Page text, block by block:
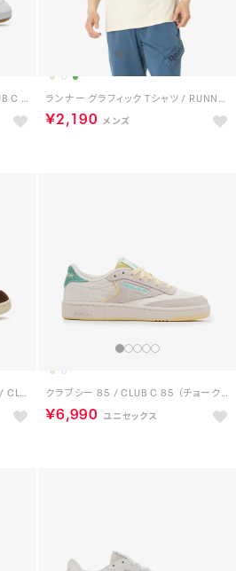
クラブシー 85 ヴィンテージ / CLUB C 85 VINTAGE （フットウェアホワイト） ランナー グラフィック Tシャツ / RUNNER GRAPHIC TEE （グレージュ）
￥2,190
クラブシー リベンジ ヴィンテージ / CLUB C REVENGE VINTAGE （カーキブラウン） クラブシー 85 / CLUB C 85 （チョーク/イエロー）
￥6,990